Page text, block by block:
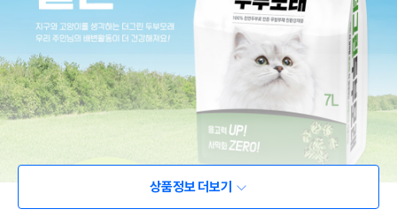
상품정보 더보기